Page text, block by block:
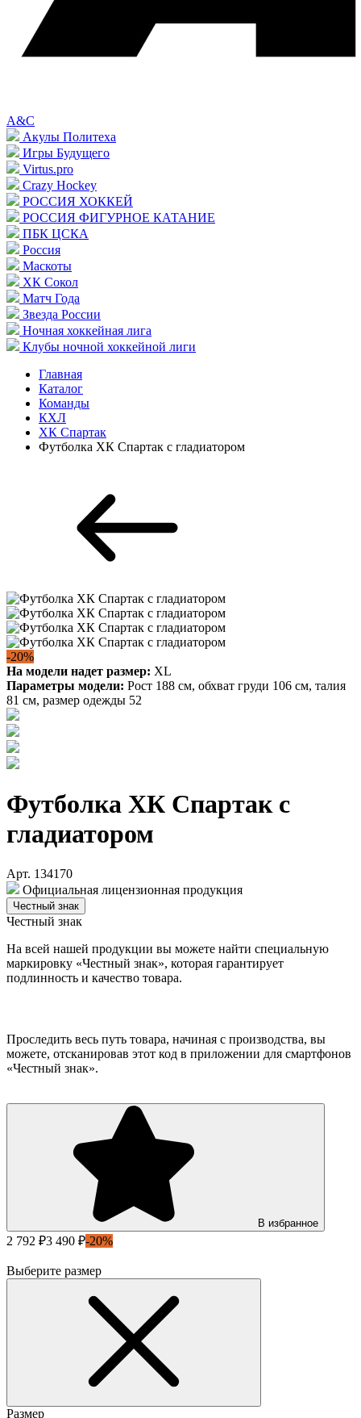
A&C
Акулы Политеха
Игры Будущего
Virtus.pro
Crazy Hockey
РОССИЯ ХОККЕЙ
РОССИЯ ФИГУРНОЕ КАТАНИЕ
ПБК ЦСКА
Россия
Маскоты
ХК Сокол
Матч Года
Звезда России
Ночная хоккейная лига
Клубы ночной хоккейной лиги
Главная
Каталог
Команды
КХЛ
ХК Спартак
Футболка ХК Спартак с гладиатором
-20%
На модели надет размер: XL
Параметры модели: Рост 188 см, обхват груди 106 см, талия
81 см, размер одежды 52
Футболка ХК Спартак с
гладиатором
Арт. 134170
Официальная лицензионная продукция
Честный знак
Честный знак
На всей нашей продукции вы можете найти специальную
маркировку «Честный знак», которая гарантирует
подлинность и качество товара.
Проследить весь путь товара, начиная с производства, вы
можете, отсканировав этот код в приложении для смартфонов
«Честный знак».
В избранное
2 792 ₽3 490 ₽-20%
Выберите размер
Размер